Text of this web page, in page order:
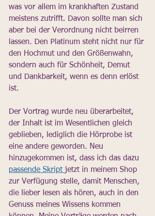
was vor allem im krankhaften Zustand
meistens zutrifft. Davon sollte man sich
aber bei der Verordnung nicht beirren
lassen. Den Platinum steht nicht nur für
den Hochmut und den Größenwahn,
sondern auch für Schönheit, Demut
und Dankbarkeit, wenn es denn erlöst
ist.
Der Vortrag wurde neu überarbeitet,
der Inhalt ist im Wesentlichen gleich
geblieben, lediglich die Hörprobe ist
eine andere geworden. Neu
hinzugekommen ist, dass ich das dazu
passende Skript jetzt in meinem Shop
zur Verfügung stelle, damit Menschen,
die lieber lesen als hören, auch in den
Genuss meines Wissens kommen